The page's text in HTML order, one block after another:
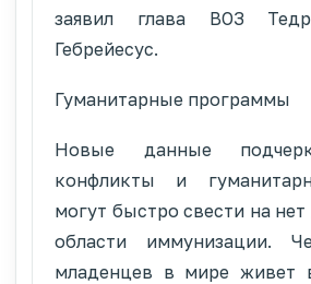
заявил глава ВОЗ
Гебрейесус.
Гуманитарные программы
Новые данные
конфликты и
могут быстро свести на
области иммунизации.
младенцев в мире живет